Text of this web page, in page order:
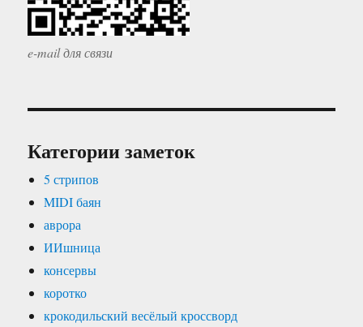
e-mail для связи
Категории заметок
5 стрипов
MIDI баян
аврора
ИИшница
консервы
коротко
крокодильский весёлый кроссворд